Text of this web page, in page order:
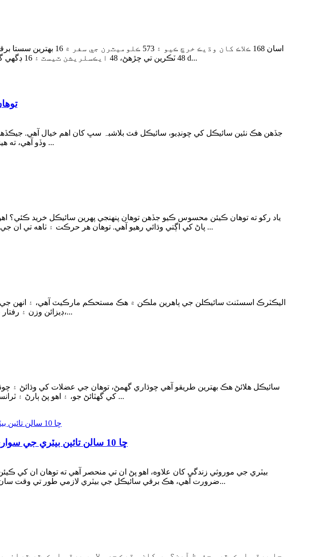
48 ٽڪرين تي چڙهڻ، 48 ايڪسلريشن ٽيسٽ ۽ 16 ڊگھي گھمڻ کان پوءِ رينج-ٽيسٽ لوپ مان، اسان کي 6 اسڪوٽر مليا آھن جيڪي $500 کان گھٽ آھن جيڪي d...
جڏهن هڪ نئين سائيڪل کي چونڊيو، سائيڪل فٽ بلاشبہ سڀ کان اهم خيال آهي.
وڏو آهي، ته هينڊ بار تائين پهچڻ به مشڪل ٿي سگهي ٿو. جيتوڻيڪ سائيڪل هلائڻ هڪ صحتمند راند آهي، اتي پڻ آهن ...
ياد رکو ته توهان ڪيئن محسوس ڪيو جڏهن توهان پنهنجي پهرين سائيڪل خريد ڪئي؟
پاڻ کي اڳتي وڌائي رهيو آهي. توهان هر حرڪت ۽ ٺاهه تي ان جي ردعمل کي محسوس ڪري سگهو ٿا. توهان ان کي ليس ڪريو ۽ ڏسو ان کي بهتر ٿي. ياد رکو جڏهن ...
اليڪٽرڪ اسسٽنٽ سائيڪلن جي ٻاهرين ملڪن ۾ هڪ مستحڪم مارڪيٽ آهي، ۽ انهن
ڊيزائن وزن ۽ رفتار جي تبديلي تي روايتي سائيڪلن جي پابندين کان نجات حاصل ڪري ٿي، بلومنگ جو رجحان ڏيکاريندي،...
سائيڪل هلائڻ هڪ بهترين طريقو آهي چوڌاري گهمڻ، توهان جي عضلات کي وڌائڻ
کي گهٽائڻ جو، ۽ اهو پڻ ٻارڻ ۽ ٽرانسپورٽ جي مختلف خرچن کي بچائي سگهي ٿو. اليڪٽرڪ سائيڪلون سائيڪلنگ ٽيڪ ۾ جديد لفظ آهن ...
ڇا 10 سالن تائين بيٽري جي سواري ٿي سگهي ٿي؟ توهان جي اليڪٽرڪ سائيڪل جي بيٽري کي ڪيئن برقرار رکجي؟
بيٽري جي موروثي زندگي کان علاوه، اهو پڻ ان تي منحصر آهي ته توهان ان کي
ضرورت آهي، هڪ برقي سائيڪل جي بيٽري لازمي طور تي وقت سان گڏ ٿيندي. هتي ڪجهه ننڍڙا ٽوٽڪا آهن جيڪي توهان جي نقصان کي گهٽائڻ ۾ مدد ڪري سگهن ٿيون...